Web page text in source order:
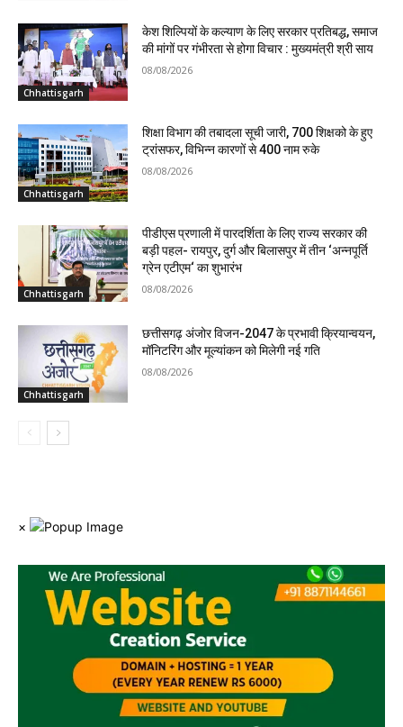
Chhattisgarh
केश शिल्पियों के कल्याण के लिए सरकार प्रतिबद्ध, समाज
की मांगों पर गंभीरता से होगा विचार : मुख्यमंत्री श्री साय
08/08/2026
Chhattisgarh
शिक्षा विभाग की तबादला सूची जारी, 700 शिक्षको के हुए
ट्रांसफर, विभिन्न कारणों से 400 नाम रुके
08/08/2026
Chhattisgarh
पीडीएस प्रणाली में पारदर्शिता के लिए राज्य सरकार की
बड़ी पहल- रायपुर, दुर्ग और बिलासपुर में तीन ‘अन्नपूर्ति
ग्रेन एटीएम‘ का शुभारंभ
08/08/2026
Chhattisgarh
छत्तीसगढ़ अंजोर विजन-2047 के प्रभावी क्रियान्वयन,
मॉनिटरिंग और मूल्यांकन को मिलेगी नई गति
08/08/2026
×